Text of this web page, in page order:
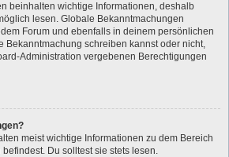
beinhalten wichtige Informationen, deshalb
lesen. Globale Bekanntmachungen
Forum und ebenfalls in deinem persönlichen
Bekanntmachung schreiben kannst oder nicht,
Administration vergebenen Berechtigungen
meist wichtige Informationen zu dem Bereich
Du solltest sie stets lesen.